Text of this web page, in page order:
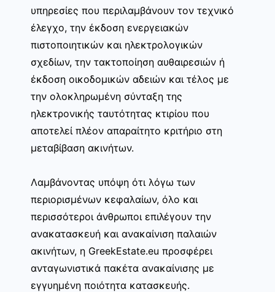
υπηρεσίες που περιλαμβάνουν τον τεχνικό
έλεγχο, την έκδοση ενεργειακών
πιστοποιητικών και ηλεκτρολογικών
σχεδίων, την τακτοποίηση αυθαιρεσιών ή
έκδοση οικοδομικών αδειών και τέλος με
την ολοκληρωμένη σύνταξη της
ηλεκτρονικής ταυτότητας κτιρίου που
αποτελεί πλέον απαραίτητο κριτήριο στη
μεταβίβαση ακινήτων.
Λαμβάνοντας υπόψη ότι λόγω των
περιορισμένων κεφαλαίων, όλο και
περισσότεροι άνθρωποι επιλέγουν την
ανακατασκευή και ανακαίνιση παλαιών
ακινήτων, η GreekEstate.eu προσφέρει
ανταγωνιστικά πακέτα ανακαίνισης με
εγγυημένη ποιότητα κατασκευής.